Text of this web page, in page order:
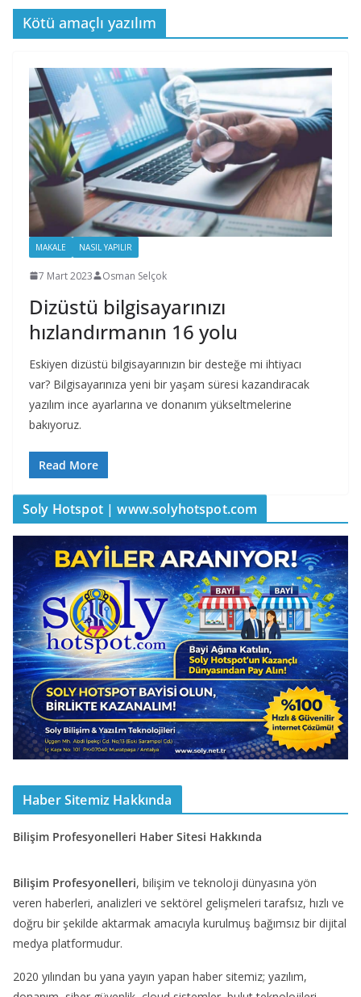
Kötü amaçlı yazılım
MAKALE NASIL YAPILIR
7 Mart 2023 Osman Selçok
Dizüstü bilgisayarınızı
hızlandırmanın 16 yolu
Eskiyen dizüstü bilgisayarınızın bir desteğe mi ihtiyacı
var? Bilgisayarınıza yeni bir yaşam süresi kazandıracak
yazılım ince ayarlarına ve donanım yükseltmelerine
bakıyoruz.
Read More
Soly Hotspot | www.solyhotspot.com
Haber Sitemiz Hakkında
Bilişim Profesyonelleri Haber Sitesi Hakkında
Bilişim Profesyonelleri, bilişim ve teknoloji dünyasına yön
veren haberleri, analizleri ve sektörel gelişmeleri tarafsız, hızlı ve
doğru bir şekilde aktarmak amacıyla kurulmuş bağımsız bir dijital
medya platformudur.
2020 yılından bu yana yayın yapan haber sitemiz; yazılım,